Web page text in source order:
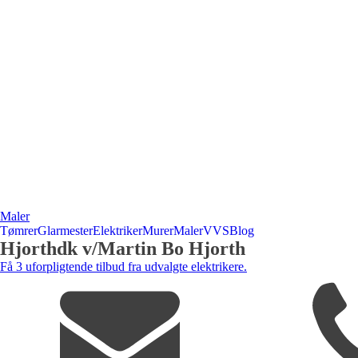
Maler
TømrerGlarmesterElektrikerMurerMalerVVSBlog
Hjorthdk v/Martin Bo Hjorth
Få 3 uforpligtende tilbud fra udvalgte elektrikere.